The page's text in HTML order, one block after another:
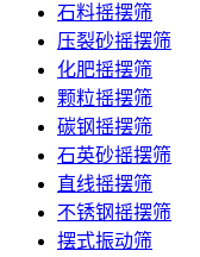
石料摇摆筛
压裂砂摇摆筛
化肥摇摆筛
颗粒摇摆筛
碳钢摇摆筛
石英砂摇摆筛
直线摇摆筛
不锈钢摇摆筛
摆式振动筛